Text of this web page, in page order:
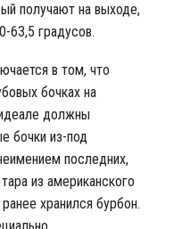
получают на выходе,
63,5 градусов.
в том, что
бочках на
должны
бочки из-под
последних,
из американского
хранился бурбон.